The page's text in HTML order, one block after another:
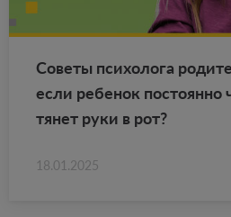
Со­ве­ты пси­хо­ло­га
если ре­бе­нок по­сто­ян­но
тянет руки в рот?
18.01.2025